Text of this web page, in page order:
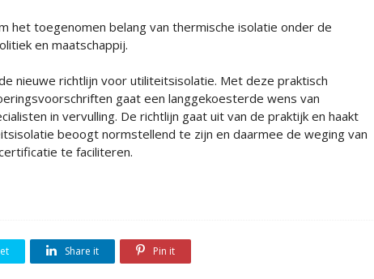
het toegenomen belang van thermische isolatie onder de
en maatschappij.
nieuwe richtlijn voor utiliteitsisolatie. Met deze praktisch
gaat een langgekoesterde wens van
in vervulling. De richtlijn gaat uit van de praktijk en haakt
beoogt normstellend te zijn en daarmee de weging van
te faciliteren.
Share it Pin it